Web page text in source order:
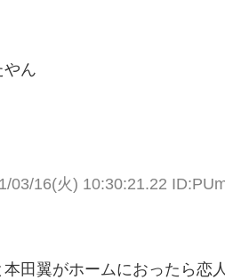
やん
03/16(火) 10:30:21.22
田翼がホームにおったら恋